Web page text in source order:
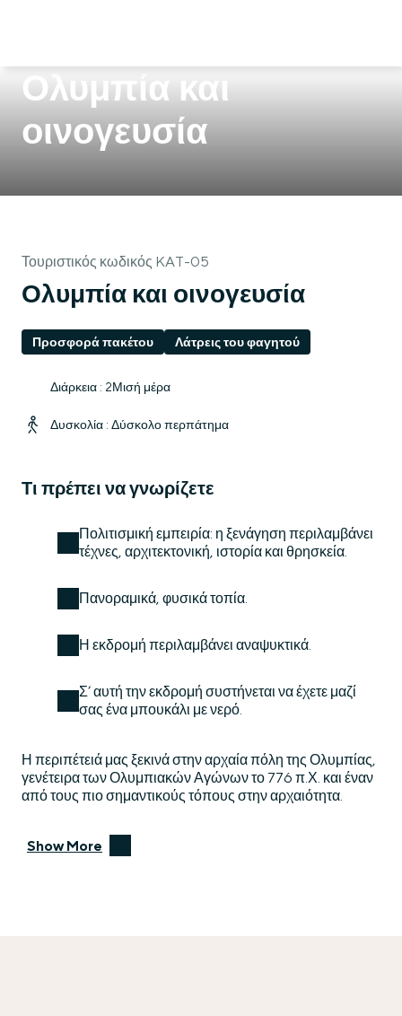
Ολυμπία και
οινογευσία
Τουριστικός κωδικός KAT-05
Ολυμπία και οινογευσία
Προσφορά πακέτου Λάτρεις του φαγητού
Διάρκεια : 2Μισή μέρα
Δυσκολία : Δύσκολο περπάτημα
Τι πρέπει να γνωρίζετε
Πολιτισμική εμπειρία: η ξενάγηση περιλαμβάνει
τέχνες, αρχιτεκτονική, ιστορία και θρησκεία.
Πανοραμικά, φυσικά τοπία.
Η εκδρομή περιλαμβάνει αναψυκτικά.
Σ’ αυτή την εκδρομή συστήνεται να έχετε μαζί
σας ένα μπουκάλι με νερό.
Η περιπέτειά μας ξεκινά στην αρχαία πόλη της Ολυμπίας,
γενέτειρα των Ολυμπιακών Αγώνων το 776 π.Χ. και έναν
από τους πιο σημαντικούς τόπους στην αρχαιότητα.
Show More